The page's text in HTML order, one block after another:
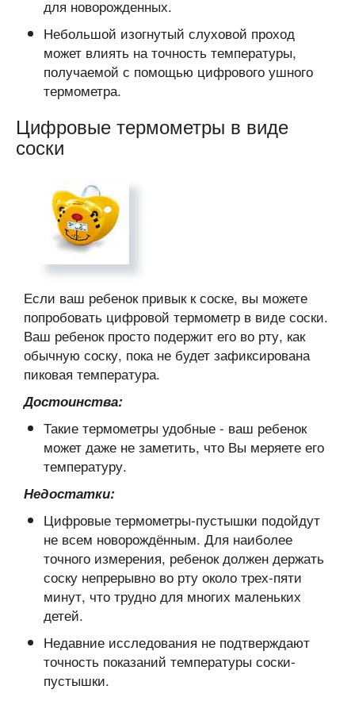
для новорожденных.
Небольшой изогнутый слуховой проход
может влиять на точность температуры,
получаемой с помощью цифрового ушного
термометра.
Цифровые термометры в виде
соски
Если ваш ребенок привык к соске, вы можете
попробовать цифровой термометр в виде соски.
Ваш ребенок просто подержит его во рту, как
обычную соску, пока не будет зафиксирована
пиковая температура.
Достоинства:
Такие термометры удобные - ваш ребенок
может даже не заметить, что Вы меряете его
температуру.
Недостатки:
Цифровые термометры-пустышки подойдут
не всем новорождённым. Для наиболее
точного измерения, ребенок должен держать
соску непрерывно во рту около трех-пяти
минут, что трудно для многих маленьких
детей.
Недавние исследования не подтверждают
точность показаний температуры соски-
пустышки.